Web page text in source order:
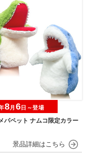
パペット ナムコ限定カラー
8月 6日～登場